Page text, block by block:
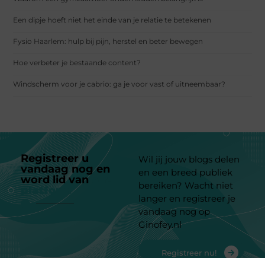
Een dipje hoeft niet het einde van je relatie te betekenen
Fysio Haarlem: hulp bij pijn, herstel en beter bewegen
Hoe verbeter je bestaande content?
Windscherm voor je cabrio: ga je voor vast of uitneembaar?
Registreer u
vandaag nog en
word lid van
platform
Wil jij jouw blogs delen
en een breed publiek
bereiken? Wacht niet
langer en registreer je
vandaag nog op
Ginofey.nl
Registreer nu!